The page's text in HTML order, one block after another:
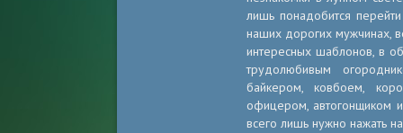
лишь понадобится
наших дорогих мужчинах,
интересных шаблонов, в
трудолюбивым
байкером, ковбоем,
офицером, автогонщиком
всего лишь нужно нажать